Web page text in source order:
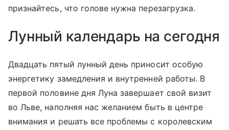
признайтесь, что голове нужна перезагрузка.
Лунный календарь на сегодня
Двадцать пятый лунный день приносит особую
энергетику замедления и внутренней работы. В
первой половине дня Луна завершает свой визит
во Льве, наполняя нас желанием быть в центре
внимания и решать все проблемы с королевским